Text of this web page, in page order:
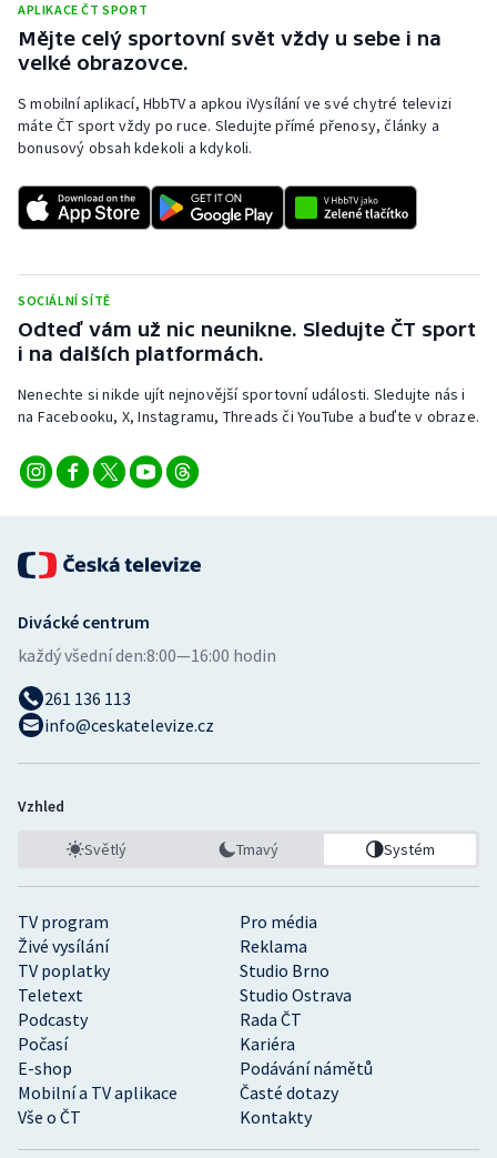
Rychlostní kanoistika
Short track
Sportovní střelba
Triatlon
Vodní slalom
Volejbal
APLIKACE ČT SPORT
Mějte celý sportovní svět vždy u sebe i na
velké obrazovce.
S mobilní aplikací, HbbTV a apkou iVysílání ve své chytré televizi
máte ČT sport vždy po ruce. Sledujte přímé přenosy, články a
bonusový obsah kdekoli a kdykoli.
SOCIÁLNÍ SÍTĚ
Odteď vám už nic neunikne. Sledujte ČT sport
i na dalších platformách.
Nenechte si nikde ujít nejnovější sportovní události. Sledujte nás i
na Facebooku, X, Instagramu, Threads či YouTube a buďte v obraze.
TV program
Pro média
Živé vysílání
Reklama
TV poplatky
Studio Brno
Teletext
Studio Ostrava
Podcasty
Rada ČT
Počasí
Kariéra
E-shop
Podávání námětů
Mobilní a TV aplikace
Časté dotazy
Vše o ČT
Kontakty
Divácké centrum
každý všední den:8:00—16:00 hodin
261 136 113
info@ceskatelevize.cz
Vzhled
Světlý Tmavý Systém